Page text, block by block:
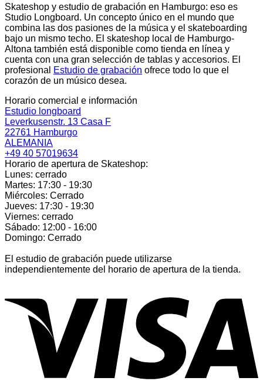
Skateshop y estudio de grabación en Hamburgo: eso es
Studio Longboard. Un concepto único en el mundo que
combina las dos pasiones de la música y el skateboarding
bajo un mismo techo. El skateshop local de Hamburgo-
Altona también está disponible como tienda en línea y
cuenta con una gran selección de tablas y accesorios. El
profesional
Estudio de grabación ofrece todo lo que el
corazón de un músico desea.
Horario comercial e información
Estudio longboard
Leverkusenstr. 13 Casa F
22761 Hamburgo
ALEMANIA
+49 40 57019634
Horario de apertura de Skateshop:
Lunes: cerrado
Martes: 17:30 - 19:30
Miércoles: Cerrado
Jueves: 17:30 - 19:30
Viernes: cerrado
Sábado: 12:00 - 16:00
Domingo: Cerrado
El estudio de grabación puede utilizarse
independientemente del horario de apertura de la tienda.